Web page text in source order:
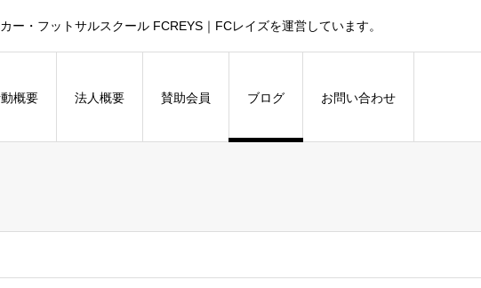
・フットサルスクール FCREYS｜FCレイズを運営しています。
概要 法人概要 賛助会員 ブログ お問い合わせ